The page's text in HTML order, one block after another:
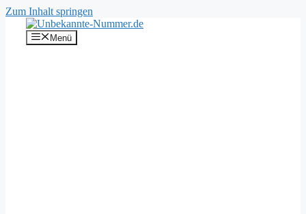
Zum Inhalt springen
Menü